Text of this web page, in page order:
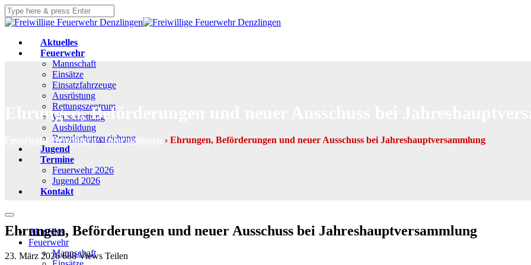
Aktuelles
Feuerwehr
Mannschaft
Einsätze
Einsatzfahrzeuge
Ausrüstung
Rettungszentrum
Wasserrettung
Ausbildung
Brandschutzerziehung
Jugend
Termine
Feuerwehr 2026
Jugend 2026
Kontakt
Aktuelles
Feuerwehr
Mannschaft
Ehrungen, Beförderungen und neuer Ausschuss bei
Feuerwehr Denzlingen›Informationen › Ehrungen, Beförderungen und neuer Ausschuss bei Jahreshauptversammlung
Ehrungen, Beförderungen und neuer Ausschuss bei Jahreshauptversammlung
23. März 2026 688Views Teilen